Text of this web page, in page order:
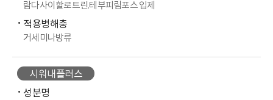
람다사이할로트린.테부피림포스 입제
적용병해충
거세미나방류
시워내플러스
성분명